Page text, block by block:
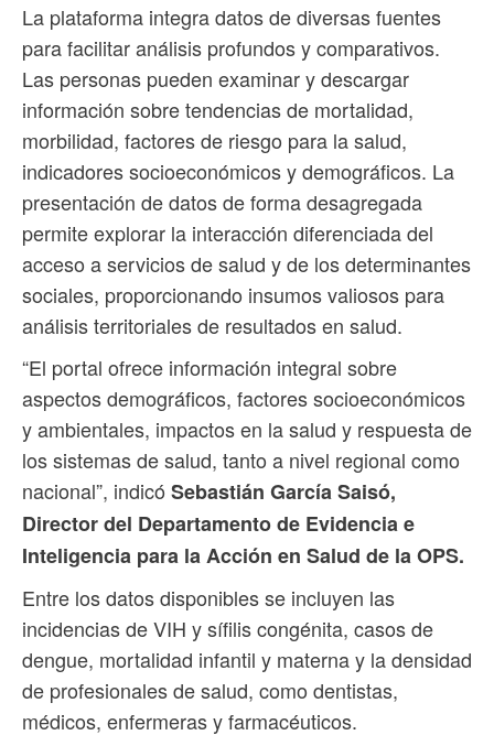
La plataforma integra datos de diversas fuentes
para facilitar análisis profundos y comparativos.
Las personas pueden examinar y descargar
información sobre tendencias de mortalidad,
morbilidad, factores de riesgo para la salud,
indicadores socioeconómicos y demográficos. La
presentación de datos de forma desagregada
permite explorar la interacción diferenciada del
acceso a servicios de salud y de los determinantes
sociales, proporcionando insumos valiosos para
análisis territoriales de resultados en salud.
“El portal ofrece información integral sobre
aspectos demográficos, factores socioeconómicos
y ambientales, impactos en la salud y respuesta de
los sistemas de salud, tanto a nivel regional como
nacional”, indicó Sebastián García Saisó,
Director del Departamento de Evidencia e
Inteligencia para la Acción en Salud de la OPS.
Entre los datos disponibles se incluyen las
incidencias de VIH y sífilis congénita, casos de
dengue, mortalidad infantil y materna y la densidad
de profesionales de salud, como dentistas,
médicos, enfermeras y farmacéuticos.